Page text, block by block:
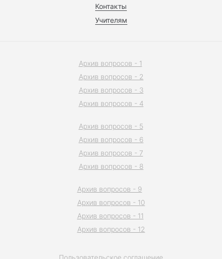
Контакты
Учителям
Пользовательское соглашение
Архив вопросов - 1
Архив вопросов - 2
Архив вопросов - 3
Архив вопросов - 4
Архив вопросов - 5
Архив вопросов - 6
Архив вопросов - 7
Архив вопросов - 8
Архив вопросов - 9
Архив вопросов - 10
Архив вопросов - 11
Архив вопросов - 12